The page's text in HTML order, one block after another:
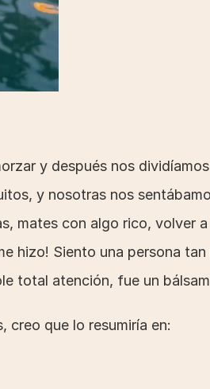
y después nos
y nosotras nos
mates con algo rico, volver
hizo! Siento una persona
total atención, fue un
creo que lo resumiría en: